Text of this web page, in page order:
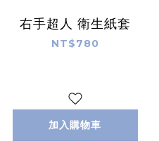
右手超人 衛生紙套
NT$780
加入購物車